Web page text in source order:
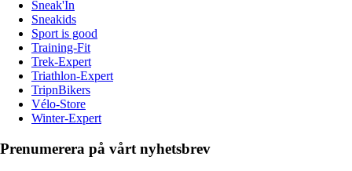
Sneak'In
Sneakids
Sport is good
Training-Fit
Trek-Expert
Triathlon-Expert
TripnBikers
Vélo-Store
Winter-Expert
Prenumerera på vårt nyhetsbrev